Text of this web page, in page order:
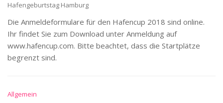
Hafengeburtstag Hamburg
Die Anmeldeformulare für den Hafencup 2018 sind online.
Ihr findet Sie zum Download unter Anmeldung auf
www.hafencup.com. Bitte beachtet, dass die Startplätze
begrenzt sind.
Allgemein